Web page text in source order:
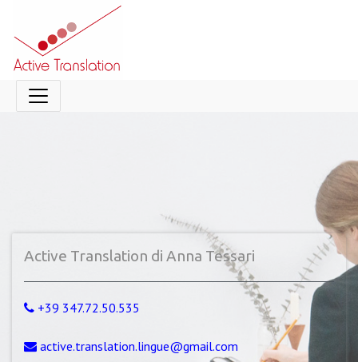
Active Translation di Anna Tessari
+39 347.72.50.535
active.translation.lingue@gmail.com